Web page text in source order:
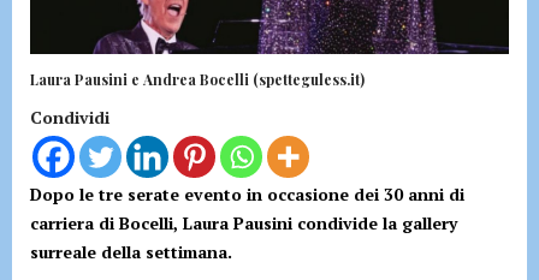
Laura Pausini e Andrea Bocelli (spetteguless.it)
Condividi
Dopo le tre serate evento in occasione dei 30 anni di
carriera di Bocelli, Laura Pausini condivide la gallery
surreale della settimana.